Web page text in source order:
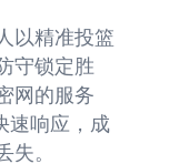
以精准投篮
守锁定胜
网的服务
速响应，成
失。